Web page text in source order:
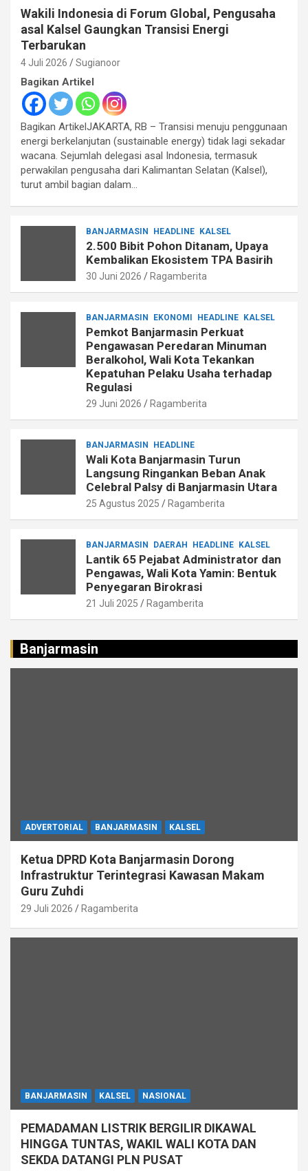
Wakili Indonesia di Forum Global, Pengusaha
asal Kalsel Gaungkan Transisi Energi
Terbarukan
4 Juli 2026 Sugianoor
Bagikan Artikel
Bagikan ArtikelJAKARTA, RB – Transisi menuju penggunaan
energi berkelanjutan (sustainable energy) tidak lagi sekadar
wacana. Sejumlah delegasi asal Indonesia, termasuk
perwakilan pengusaha dari Kalimantan Selatan (Kalsel),
turut ambil bagian dalam…
BANJARMASIN HEADLINE KALSEL
2.500 Bibit Pohon Ditanam, Upaya
Kembalikan Ekosistem TPA Basirih
30 Juni 2026 Ragamberita
BANJARMASIN EKONOMI HEADLINE KALSEL
Pemkot Banjarmasin Perkuat
Pengawasan Peredaran Minuman
Beralkohol, Wali Kota Tekankan
Kepatuhan Pelaku Usaha terhadap
Regulasi
29 Juni 2026 Ragamberita
BANJARMASIN HEADLINE
Wali Kota Banjarmasin Turun
Langsung Ringankan Beban Anak
Celebral Palsy di Banjarmasin Utara
25 Agustus 2025 Ragamberita
BANJARMASIN DAERAH HEADLINE KALSEL
Lantik 65 Pejabat Administrator dan
Pengawas, Wali Kota Yamin: Bentuk
Penyegaran Birokrasi
21 Juli 2025 Ragamberita
Banjarmasin
ADVERTORIAL BANJARMASIN KALSEL
Ketua DPRD Kota Banjarmasin Dorong
Infrastruktur Terintegrasi Kawasan Makam
Guru Zuhdi
29 Juli 2026 Ragamberita
BANJARMASIN KALSEL NASIONAL
PEMADAMAN LISTRIK BERGILIR DIKAWAL
HINGGA TUNTAS, WAKIL WALI KOTA DAN
SEKDA DATANGI PLN PUSAT